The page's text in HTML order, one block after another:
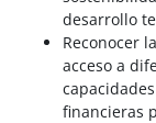
desarrollo
Reconocer
acceso a
financieras